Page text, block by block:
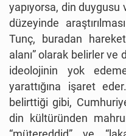
yapıyorsa, din
düzeyinde
Tunç, buradan
alanı” olarak belirler ve
ideolojinin yok
yarattığına işaret
belirttiği gibi,
din kültüründen